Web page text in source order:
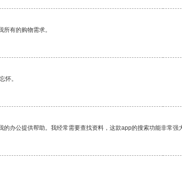
有的购物需求。
怀。
办公提供帮助。我经常需要查找资料，这款app的搜索功能非常强